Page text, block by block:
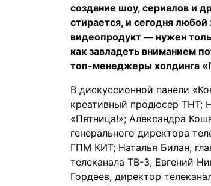
создание шоу, сериалов и
стирается, и сегодня
видеопродукт — нужен
как завладеть вниманием
топ-менеджеры холдинга
В дискуссионной панели
креативный продюсер ТНТ;
«Пятница!»; Александра
генерального директора
ГПМ КИТ; Наталья Билан,
телеканала ТВ-3, Евгений
Гордеев, директор